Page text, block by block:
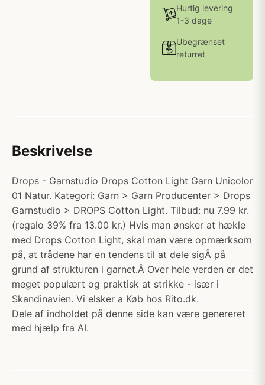
Hurtig levering
1-3 dage
Ubegrænset
returret
Beskrivelse
Drops - Garnstudio Drops Cotton Light Garn Unicolor
01 Natur. Kategori: Garn > Garn Producenter > Drops
Garnstudio > DROPS Cotton Light. Tilbud: nu 7.99 kr.
(regalo 39% fra 13.00 kr.) Hvis man ønsker at hækle
med Drops Cotton Light, skal man være opmærksom
på, at trådene har en tendens til at dele sigÂ på
grund af strukturen i garnet.Â Over hele verden er det
meget populært og praktisk at strikke - især i
Skandinavien. Vi elsker a Køb hos Rito.dk.
Dele af indholdet på denne side kan være genereret
med hjælp fra AI.